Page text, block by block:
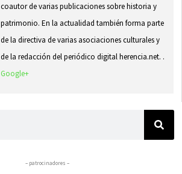
coautor de varias publicaciones sobre historia y
patrimonio. En la actualidad también forma parte
de la directiva de varias asociaciones culturales y
de la redacción del periódico digital herencia.net. .
Google+
– patrocinadores –